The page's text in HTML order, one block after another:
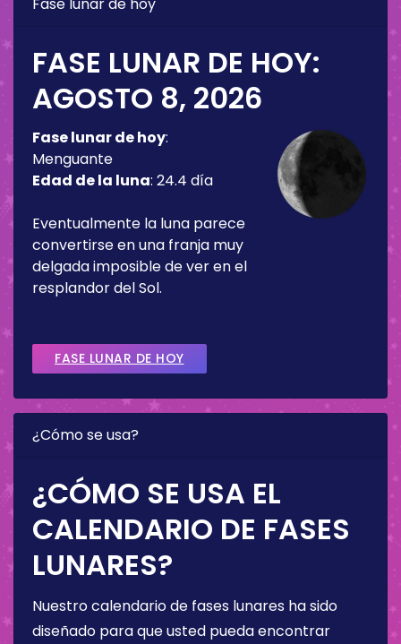
FASE LUNAR DE HOY:
AGOSTO 8, 2026
Fase lunar de hoy:
Menguante
Edad de la luna: 24.4 día
Eventualmente la luna parece
convertirse en una franja muy
delgada imposible de ver en el
resplandor del Sol.
FASE LUNAR DE HOY
¿Cómo se usa?
¿CÓMO SE USA EL
CALENDARIO DE FASES
LUNARES?
Nuestro calendario de fases lunares ha sido
diseñado para que usted pueda encontrar